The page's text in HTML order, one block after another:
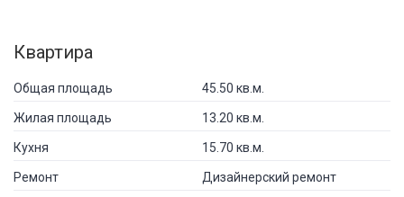
Квартира
Общая площадь 45.50 кв.м.
Жилая площадь 13.20 кв.м.
Кухня 15.70 кв.м.
Ремонт Дизайнерский ремонт